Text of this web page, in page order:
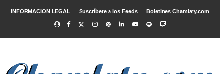
INFORMACION LEGAL Suscríbete a los Feeds Boletines Chamlaty.com